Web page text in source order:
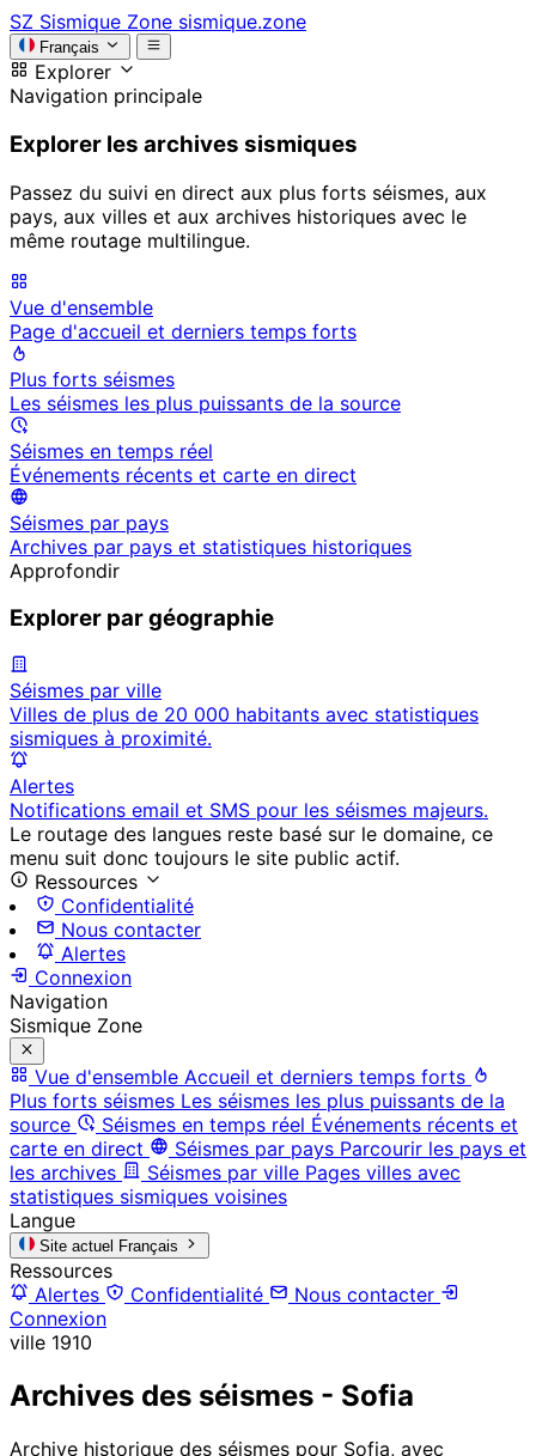
SZ Sismique Zone sismique.zone
Français
Explorer
Navigation principale
Explorer les archives sismiques
Passez du suivi en direct aux plus forts séismes, aux
pays, aux villes et aux archives historiques avec le
même routage multilingue.
Vue d'ensemble
Page d'accueil et derniers temps forts
Plus forts séismes
Les séismes les plus puissants de la source
Séismes en temps réel
Événements récents et carte en direct
Séismes par pays
Archives par pays et statistiques historiques
Approfondir
Explorer par géographie
Séismes par ville
Villes de plus de 20 000 habitants avec statistiques
sismiques à proximité.
Alertes
Notifications email et SMS pour les séismes majeurs.
Le routage des langues reste basé sur le domaine, ce
menu suit donc toujours le site public actif.
Ressources
Confidentialité
Nous contacter
Alertes
Connexion
Navigation
Sismique Zone
Vue d'ensemble Accueil et derniers temps forts
Plus forts séismes Les séismes les plus puissants de la
source
Séismes en temps réel Événements récents et
carte en direct
Séismes par pays Parcourir les pays et
les archives
Séismes par ville Pages villes avec
statistiques sismiques voisines
Langue
Site actuel Français
Ressources
Alertes
Confidentialité
Nous contacter
Connexion
ville 1910
Archives des séismes - Sofia
Archive historique des séismes pour Sofia, avec